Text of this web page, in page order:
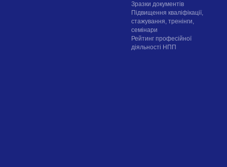
Зразки документів
Підвищення кваліфікації,
стажування, тренінги,
семінари
Рейтинг професійної
діяльності НПП